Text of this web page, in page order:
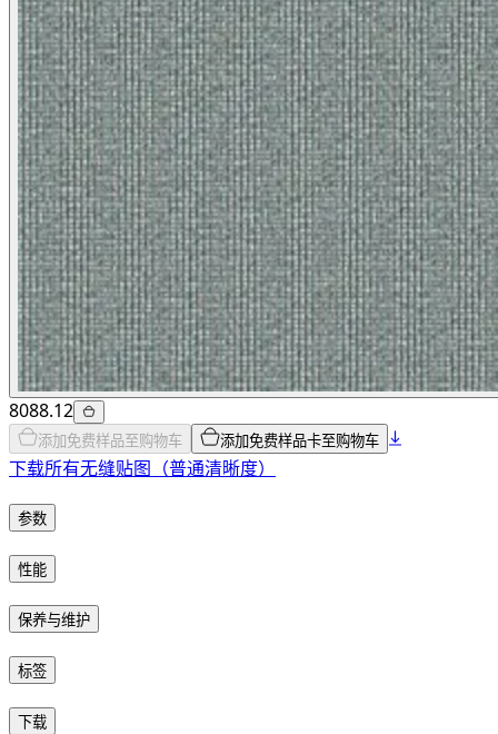
8088.12
添加免费样品至购物车 添加免费样品卡至购物车
下载所有无缝贴图（普通清晰度）
参数
性能
保养与维护
标签
下载